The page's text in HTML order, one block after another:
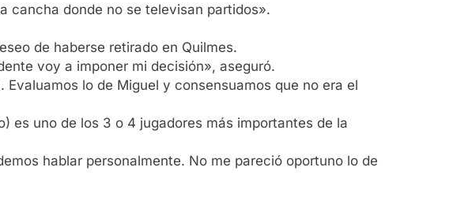
cancha donde no se televisan partidos».
de haberse retirado en Quilmes.
voy a imponer mi decisión», aseguró.
lo de Miguel y consensuamos que no era el
es uno de los 3 o 4 jugadores más importantes de la
hablar personalmente. No me pareció oportuno lo de